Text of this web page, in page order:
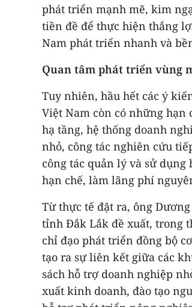
phát triển mạnh mẽ, kim
tiền đề để thực hiện thắng
Nam phát triển nhanh và
Quan tâm phát triển vùng
Tuy nhiên, hầu hết các ý
Việt Nam còn có những hạn
hạ tầng, hệ thống doanh
nhỏ, công tác nghiên cứu
công tác quản lý và sử
hạn chế, làm lãng phí
Từ thực tế đặt ra, ông
tỉnh Đắk Lắk đề xuất, trong
chỉ đạo phát triển đồng bộ
tạo ra sự liên kết giữa các
sách hỗ trợ doanh nghiệp
xuất kinh doanh, đào tạo